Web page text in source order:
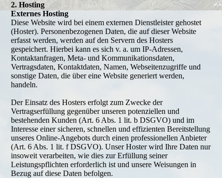
2. Hosting
Externes Hosting
Diese Website wird bei einem externen Dienstleister gehostet
(Hoster). Personenbezogenen Daten, die auf dieser Website
erfasst werden, werden auf den Servern des Hosters
gespeichert. Hierbei kann es sich v. a. um IP-Adressen,
Kontaktanfragen, Meta- und Kommunikationsdaten,
Vertragsdaten, Kontaktdaten, Namen, Webseitenzugriffe und
sonstige Daten, die über eine Website generiert werden,
handeln.
Der Einsatz des Hosters erfolgt zum Zwecke der
Vertragserfüllung gegenüber unseren potenziellen und
bestehenden Kunden (Art. 6 Abs. 1 lit. b DSGVO) und im
Interesse einer sicheren, schnellen und effizienten Bereitstellung
unseres Online-Angebots durch einen professionellen Anbieter
(Art. 6 Abs. 1 lit. f DSGVO). Unser Hoster wird Ihre Daten nur
insoweit verarbeiten, wie dies zur Erfüllung seiner
Leistungspflichten erforderlich ist und unsere Weisungen in
Bezug auf diese Daten befolgen.